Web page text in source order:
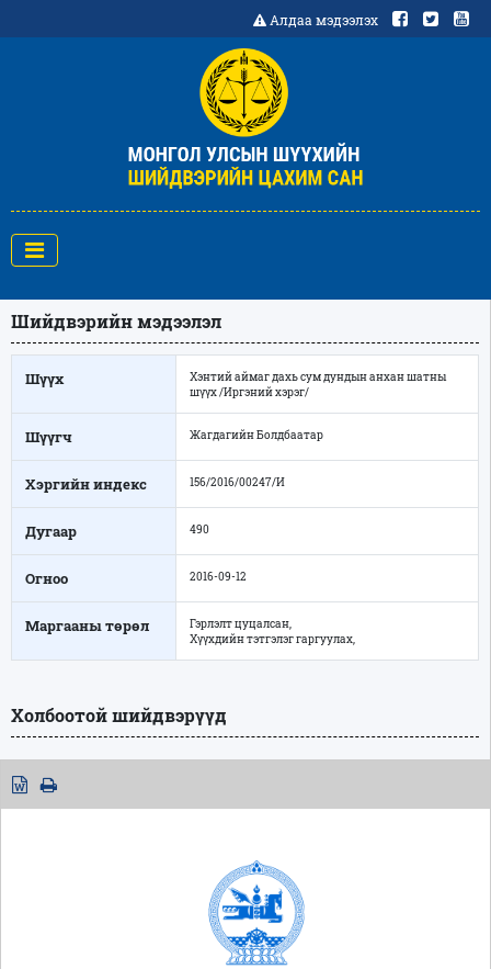
Алдаа мэдээлэх
Шийдвэрийн мэдээлэл
Шүүх
Хэнтий аймаг дахь сум дундын анхан шатны
шүүх /Иргэний хэрэг/
Шүүгч Жагдагийн Болдбаатар
Хэргийн индекс 156/2016/00247/И
Дугаар 490
Огноо 2016-09-12
Маргааны төрөл
Гэрлэлт цуцалсан,
Хүүхдийн тэтгэлэг гаргуулах,
Холбоотой шийдвэрүүд